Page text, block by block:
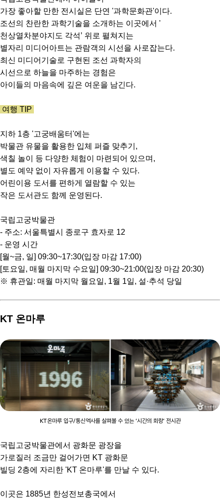
가장 좋아할 만한 전시실은 단연 '과학문화관'이다.
조선의 찬란한 과학기술을 소개하는 이곳에서 '
천상열차분야지도 각석’ 위로 펼쳐지는
별자리 미디어아트는 관람객의 시선을 사로잡는다.
최신 미디어기술로 구현된 조선 과학자의
시선으로 하늘을 마주하는 경험은
아이들의 마음속에 깊은 여운을 남긴다.
여행 TIP
지하 1층 '고궁배움터'에는
박물관 유물을 활용한 입체 퍼즐 맞추기,
색칠 놀이 등 다양한 체험이 마련되어 있으며,
별도 예약 없이 자유롭게 이용할 수 있다.
어린이용 도서를 편하게 열람할 수 있는
작은 도서관도 함께 운영된다.
국립고궁박물관
- 주소: 서울특별시 종로구 효자로 12
- 운영 시간
[월~금, 일] 09:30~17:30(입장 마감 17:00)
[토요일, 매월 마지막 수요일] 09:30~21:00(입장 마감 20:30)
※ 휴관일: 매월 마지막 월요일, 1월 1일, 설·추석 당일
KT 온마루
KT온마루 입구/통신역사를 살펴볼 수 있는 ‘시간의 회랑’ 전시관
국립고궁박물관에서 광화문 광장을
가로질러 조금만 걸어가면 KT 광화문
빌딩 2층에 자리한 'KT 온마루'를 만날 수 있다.
이곳은 1885년 한성전보총국에서